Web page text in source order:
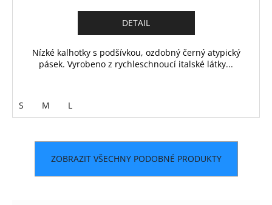
DETAIL
Nízké kalhotky s podšívkou, ozdobný černý atypický
pásek. Vyrobeno z rychleschnoucí italské látky...
S M L
ZOBRAZIT VŠECHNY PODOBNÉ PRODUKTY